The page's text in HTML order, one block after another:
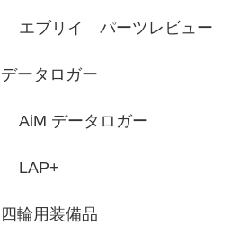
エブリイ パーツレビュー
データロガー
AiM データロガー
LAP+
四輪用装備品